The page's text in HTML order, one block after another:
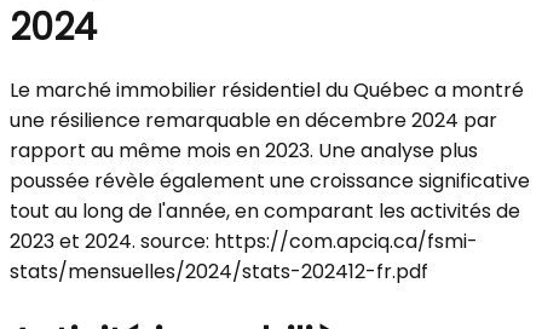
2024
Le marché immobilier résidentiel du Québec a montré
une résilience remarquable en décembre 2024 par
rapport au même mois en 2023. Une analyse plus
poussée révèle également une croissance significative
tout au long de l'année, en comparant les activités de
2023 et 2024. source: https://com.apciq.ca/fsmi-
stats/mensuelles/2024/stats-202412-fr.pdf